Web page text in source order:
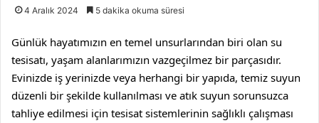
4 Aralık 2024 5 dakika okuma süresi
Günlük hayatımızın en temel unsurlarından biri olan su
tesisatı, yaşam alanlarımızın vazgeçilmez bir parçasıdır.
Evinizde iş yerinizde veya herhangi bir yapıda, temiz suyun
düzenli bir şekilde kullanılması ve atık suyun sorunsuzca
tahliye edilmesi için tesisat sistemlerinin sağlıklı çalışması